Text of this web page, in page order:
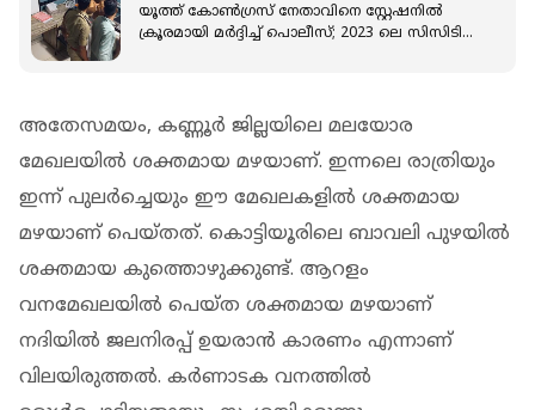
യൂത്ത് കോൺഗ്രസ് നേതാവിനെ സ്റ്റേഷനിൽ
ക്രൂരമായി മർദ്ദിച്ച് പൊലീസ്; 2023 ലെ സിസിടിവി
അതേസമയം, കണ്ണൂർ ജില്ലയിലെ മലയോര
മേഖലയിൽ ശക്തമായ മഴയാണ്. ഇന്നലെ രാത്രിയും
ഇന്ന് പുലർച്ചെയും ഈ മേഖലകളിൽ ശക്തമായ
മഴയാണ് പെയ്തത്. കൊട്ടിയൂരിലെ ബാവലി പുഴയിൽ
ശക്തമായ കുത്തൊഴുക്കുണ്ട്. ആറളം
വനമേഖലയിൽ പെയ്ത ശക്തമായ മഴയാണ്
നദിയിൽ ജലനിരപ്പ് ഉയരാൻ കാരണം എന്നാണ്
വിലയിരുത്തൽ. കർണാടക വനത്തിൽ